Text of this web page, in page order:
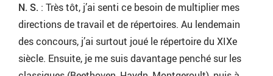
N. S. : Très tôt, j’ai senti ce besoin de multiplier mes
directions de travail et de répertoires. Au lendemain
des concours, j’ai surtout joué le répertoire du XIXe
siècle. Ensuite, je me suis davantage penché sur les